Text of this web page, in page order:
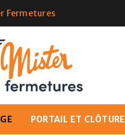
Fermetures
PORTAIL ET CLÔTURE